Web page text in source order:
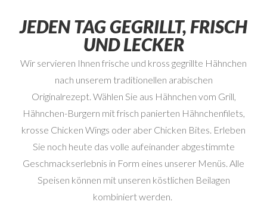
JEDEN TAG GEGRILLT, FRISCH
UND LECKER
Wir servieren Ihnen frische und kross gegrillte Hähnchen
nach unserem traditionellen arabischen
Originalrezept. Wählen Sie aus Hähnchen vom Grill,
Hähnchen-Burgern mit frisch panierten Hähnchenfilets,
krosse Chicken Wings oder aber Chicken Bites. Erleben
Sie noch heute das volle aufeinander abgestimmte
Geschmackserlebnis in Form eines unserer Menüs. Alle
Speisen können mit unseren köstlichen Beilagen
kombiniert werden.